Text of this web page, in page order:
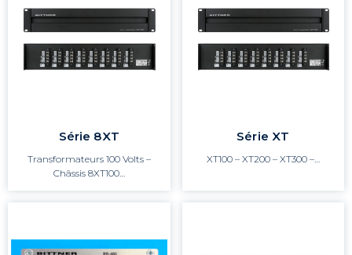
Série 8XT
Transformateurs 100 Volts –
Châssis 8XT100…
Série XT
XT100 – XT200 – XT300 –…